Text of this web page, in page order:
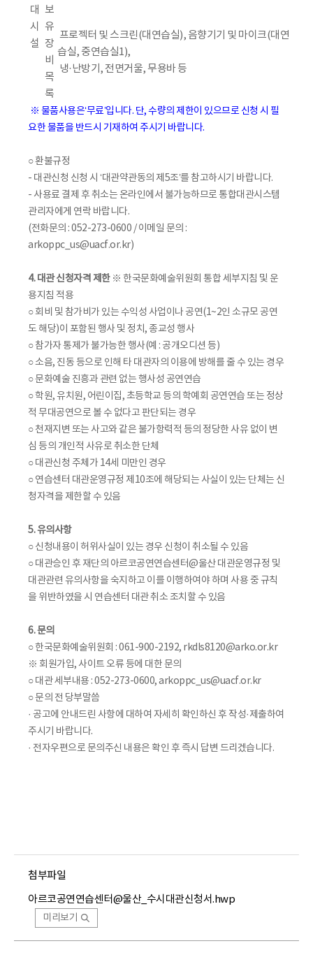
대
시
설
보
유
장
비
목
록
프로젝터 및 스크린(대연습실), 음향기기 및 마이크(대연
습실, 중연습실1),
냉·난방기, 전면거울, 무용바 등
※ 물품사용은‘무료’입니다. 단, 수량의 제한이 있으므로 신청 시 필
요한 물품을 반드시 기재하여 주시기 바랍니다.
○ 환불규정
- 대관신청 신청 시 ‘대관약관동의 제5조’를 참고하시기 바랍니다.
- 사용료 결제 후 취소는 온라인에서 불가능하므로 통합대관시스템
관리자에게 연락 바랍니다.
(전화문의 : 052-273-0600 / 이메일 문의 :
arkoppc_us@uacf.or.kr)
4. 대관 신청자격 제한※ 한국문화예술위원회 통합 세부지침 및 운
용지침 적용
○ 회비 및 참가비가 있는 수익성 사업이나 공연(1~2인 소규모 공연
도 해당)이 포함된 행사 및 정치, 종교성 행사
○ 참가자 통제가 불가능한 행사(예 : 공개오디션 등)
○ 소음, 진동 등으로 인해 타 대관자의 이용에 방해를 줄 수 있는 경우
○ 문화예술 진흥과 관련 없는 행사성 공연연습
○ 학원, 유치원, 어린이집, 초등학교 등의 학예회 공연연습 또는 정상
적 무대공연으로 볼 수 없다고 판단되는 경우
○ 천재지변 또는 사고와 같은 불가항력적 등의 정당한 사유 없이 변
심 등의 개인적 사유로 취소한 단체
○ 대관신청 주체가 14세 미만인 경우
○ 연습센터 대관운영규정 제10조에 해당되는 사실이 있는 단체는 신
청자격을 제한할 수 있음
5. 유의사항
○ 신청내용이 허위사실이 있는 경우 신청이 취소될 수 있음
○ 대관승인 후 재단의 아르코공연연습센터@울산 대관운영규정 및
대관관련 유의사항을 숙지하고 이를 이행하여야 하며 사용 중 규칙
을 위반하였을 시 연습센터 대관 취소 조치할 수 있음
6. 문의
○ 한국문화예술위원회 : 061-900-2192, rkdls8120@arko.or.kr
※ 회원가입, 사이트 오류 등에 대한 문의
○ 대관 세부내용 : 052-273-0600, arkoppc_us@uacf.or.kr
○ 문의 전 당부말씀
· 공고에 안내드린 사항에 대하여 자세히 확인하신 후 작성·제출하여
주시기 바랍니다.
· 전자우편으로 문의주신 내용은 확인 후 즉시 답변 드리겠습니다.
첨부파일
아르코공연연습센터@울산_수시대관신청서.hwp
미리보기